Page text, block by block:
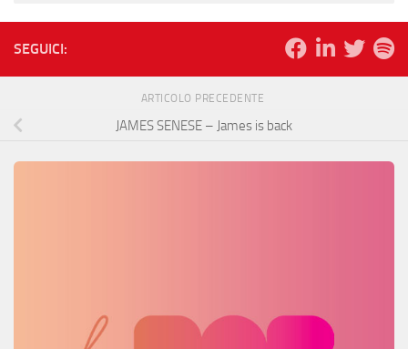
SEGUICI:
ARTICOLO PRECEDENTE
JAMES SENESE – James is back